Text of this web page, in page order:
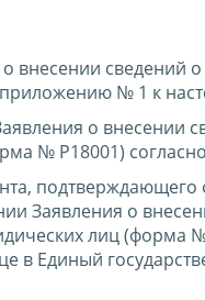
внесении сведений
№ 1 к
о внесении
№ Р18001)
подтверждающего
Заявления о
лиц (форма
в Единый